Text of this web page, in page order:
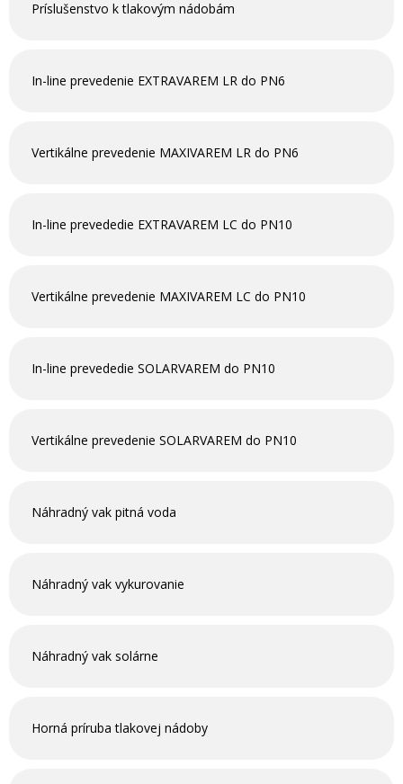
Príslušenstvo k tlakovým nádobám
In-line prevedenie EXTRAVAREM LR do PN6
Vertikálne prevedenie MAXIVAREM LR do PN6
In-line prevededie EXTRAVAREM LC do PN10
Vertikálne prevedenie MAXIVAREM LC do PN10
In-line prevededie SOLARVAREM do PN10
Vertikálne prevedenie SOLARVAREM do PN10
Náhradný vak pitná voda
Náhradný vak vykurovanie
Náhradný vak solárne
Horná príruba tlakovej nádoby